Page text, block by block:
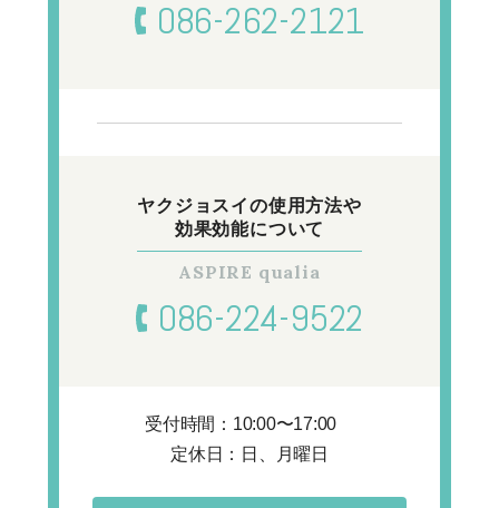
086-262-2121
ヤクジョスイの使用方法や
効果効能について
086-224-9522
受付時間：10:00〜17:00
定休日：日、月曜日